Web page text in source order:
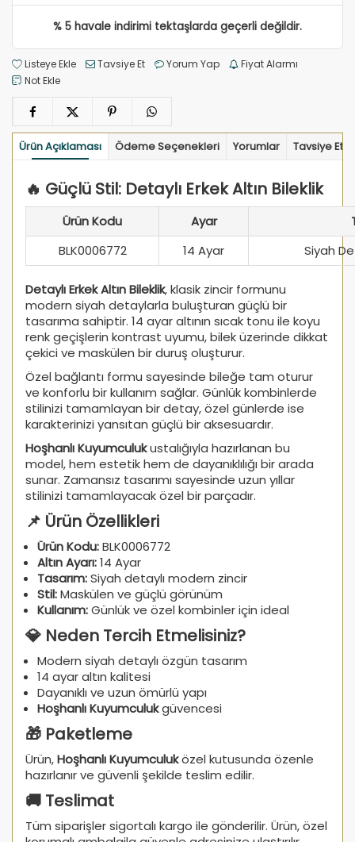
% 5 havale indirimi tektaşlarda geçerli değildir.
Listeye Ekle Tavsiye Et Yorum Yap
Fiyat Alarmı
Not Ekle
Ürün Açıklaması Ödeme Seçenekleri Yorumlar Tavsiye Et
🔥 Güçlü Stil: Detaylı Erkek Altın Bileklik
Ürün Kodu Ayar
BLK0006772
14 Ayar Siyah
Detaylı Erkek Altın Bileklik, klasik zincir formunu
modern siyah detaylarla buluşturan güçlü bir
tasarıma sahiptir. 14 ayar altının sıcak tonu ile koyu
renk geçişlerin kontrast uyumu, bilek üzerinde dikkat
çekici ve maskülen bir duruş oluşturur.
Özel bağlantı formu sayesinde bileğe tam oturur
ve konforlu bir kullanım sağlar. Günlük kombinlerde
stilinizi tamamlayan bir detay, özel günlerde ise
karakterinizi yansıtan güçlü bir aksesuardır.
Hoşhanlı Kuyumculukustalığıyla hazırlanan bu
model, hem estetik hem de dayanıklılığı bir arada
sunar. Zamansız tasarımı sayesinde uzun yıllar
stilinizi tamamlayacak özel bir parçadır.
📌 Ürün Özellikleri
Ürün Kodu:BLK0006772
Altın Ayarı:14 Ayar
Tasarım:Siyah detaylı modern zincir
Stil:Maskülen ve güçlü görünüm
Kullanım:Günlük ve özel kombinler için ideal
💎 Neden Tercih Etmelisiniz?
Modern siyah detaylı özgün tasarım
14 ayar altın kalitesi
Dayanıklı ve uzun ömürlü yapı
Hoşhanlı Kuyumculukgüvencesi
🎁 Paketleme
Ürün,Hoşhanlı Kuyumculuközel kutusunda özenle
hazırlanır ve güvenli şekilde teslim edilir.
🚚 Teslimat
Tüm siparişler sigortalı kargo ile gönderilir. Ürün, özel